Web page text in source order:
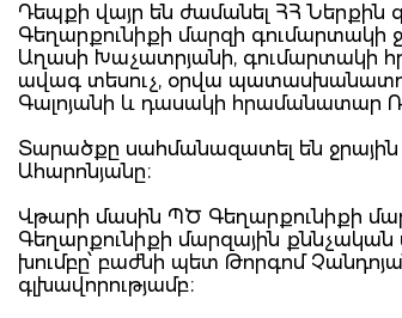
Դեպքի վայր են ժամանել ՀՀ Ներքին
Գեղարքունիքի մարզի գումարտակի
Աղասի Խաչատրյանի, գումարտակի
ավագ տեսուչ, օրվա
Գալոյանի և դասակի հրամանատար
Տարածքը սահմանազատել են
Ահարոնյանը։
Վթարի մասին ՊԾ Գեղարքունիքի
Գեղարքունիքի մարզային
խումբը՝ բաժնի պետ Թորգոմ
գլխավորությամբ։